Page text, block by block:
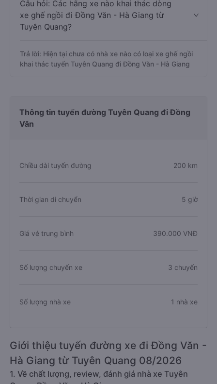
Câu hỏi: Các hãng xe nào khai thác dòng
xe ghế ngồi đi Đồng Văn - Hà Giang từ
Tuyên Quang?
Trả lời: Hiện tại chưa có nhà xe nào có loại xe ghế ngồi
khai thác tuyến Tuyên Quang đi Đồng Văn - Hà Giang
Thông tin tuyến đường Tuyên Quang đi Đồng
Văn
Chiều dài tuyến đường 200 km
Thời gian di chuyển 5 giờ
Giá vé trung bình 390.000 VNĐ
Số lượng chuyến xe 3 chuyến
Số lượng nhà xe 1 nhà xe
Giới thiệu tuyến đường xe đi Đồng Văn -
Hà Giang từ Tuyên Quang 08/2026
1. Về chất lượng, review, đánh giá nhà xe Tuyên